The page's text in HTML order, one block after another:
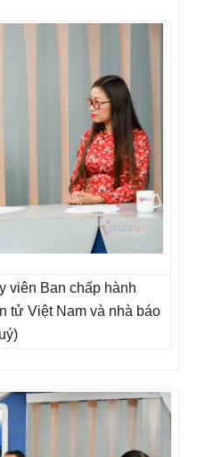
viên Ban chấp hành
tử Việt Nam và nhà báo